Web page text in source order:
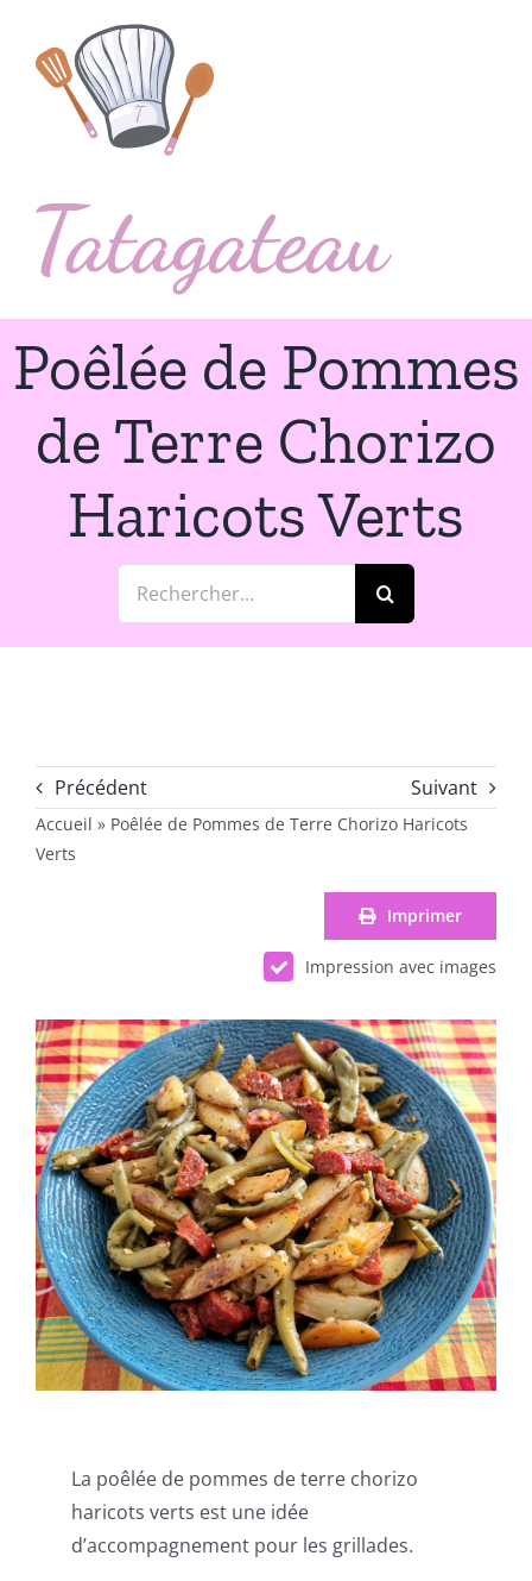
contenu
Poêlée de Pommes
de Terre Chorizo
Haricots Verts
Rechercher:
Précédent Suivant
Accueil » Poêlée de Pommes de Terre Chorizo Haricots
Verts
Imprimer
Impression avec images
La poêlée de pommes de terre chorizo
haricots verts est une idée
d’accompagnement pour les grillades.